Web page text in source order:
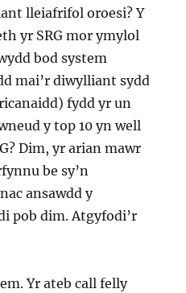
lleiafrifol oroesi? Y
yr SRG mor ymylol
bod system
mai’r diwylliant sydd
fydd yr un
y top 10 yn well
Dim, yr arian mawr
be sy’n
ansawdd y
pob dim. Atgyfodi’r
Yr ateb call felly